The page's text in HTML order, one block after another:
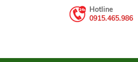
Hotline
0915.465.986